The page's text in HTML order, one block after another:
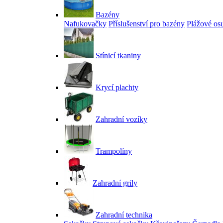
Bazény
Nafukovačky Příslušenství pro bazény Plážové
Stínicí tkaniny
Krycí plachty
Zahradní vozíky
Trampolíny
Zahradní grily
Zahradní technika